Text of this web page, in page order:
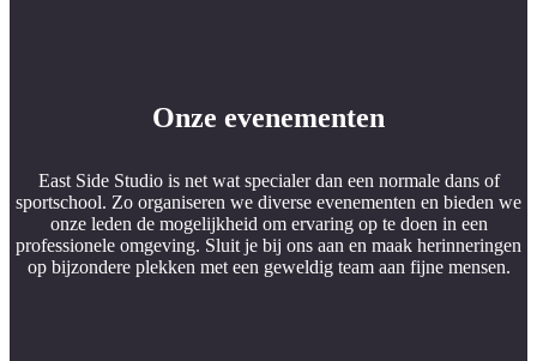
Onze evenementen
East Side Studio is net wat specialer dan een normale dans of
sportschool. Zo organiseren we diverse evenementen en bieden we
onze leden de mogelijkheid om ervaring op te doen in een
professionele omgeving. Sluit je bij ons aan en maak herinneringen
op bijzondere plekken met een geweldig team aan fijne mensen.